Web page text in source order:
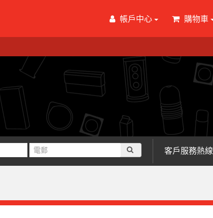
帳戶中心 購物車
客戶服務熱線